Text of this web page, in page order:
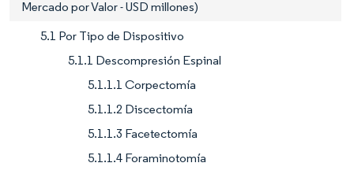
Mercado por Valor - USD millones)
5.1 Por Tipo de Dispositivo
5.1.1 Descompresión Espinal
5.1.1.1 Corpectomía
5.1.1.2 Discectomía
5.1.1.3 Facetectomía
5.1.1.4 Foraminotomía